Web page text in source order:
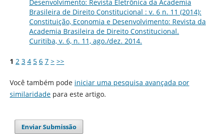
Desenvolvimento: Revista Eletrônica da Academia
Brasileira de Direito Constitucional : v. 6 n. 11 (2014):
Constituição, Economia e Desenvolvimento: Revista da
Academia Brasileira de Direito Constitucional.
Curitiba, v. 6, n. 11, ago./dez. 2014.
1 2 3 4 5 6 7 > >>
Você também pode iniciar uma pesquisa avançada por
similaridadepara este artigo.
Enviar Submissão